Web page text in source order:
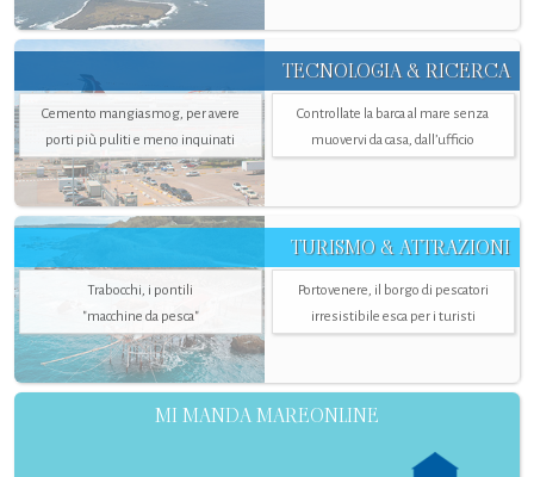
TECNOLOGIA & RICERCA
Cemento mangiasmog, per avere
porti più puliti e meno inquinati
Controllate la barca al mare senza
muovervi da casa, dall’ufficio
TURISMO & ATTRAZIONI
Trabocchi, i pontili
"macchine da pesca"
Portovenere, il borgo di pescatori
irresistibile esca per i turisti
MI MANDA MAREONLINE